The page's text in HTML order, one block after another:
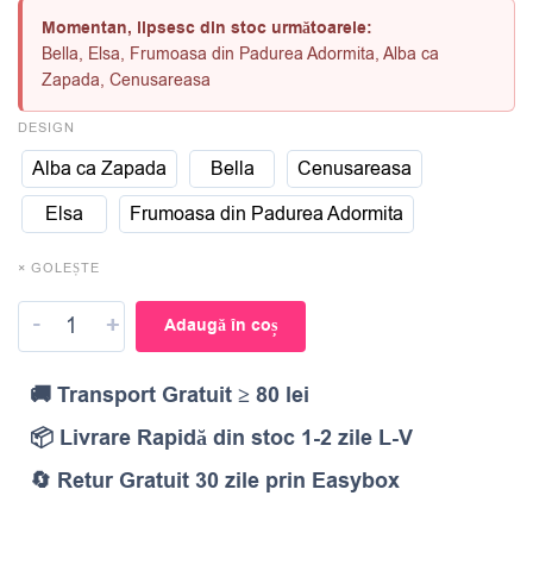
Momentan, lipsesc din stoc următoarele:
Bella, Elsa, Frumoasa din Padurea Adormita, Alba ca
Zapada, Cenusareasa
DESIGN
Alba ca Zapada Bella
Cenusareasa
Elsa
Frumoasa din Padurea Adormita
× GOLEȘTE
- + Adaugă în coș
🚚 Transport Gratuit ≥ 80 lei
📦 Livrare Rapidă din stoc 1-2 zile L-V
🔄 Retur Gratuit 30 zile prin Easybox